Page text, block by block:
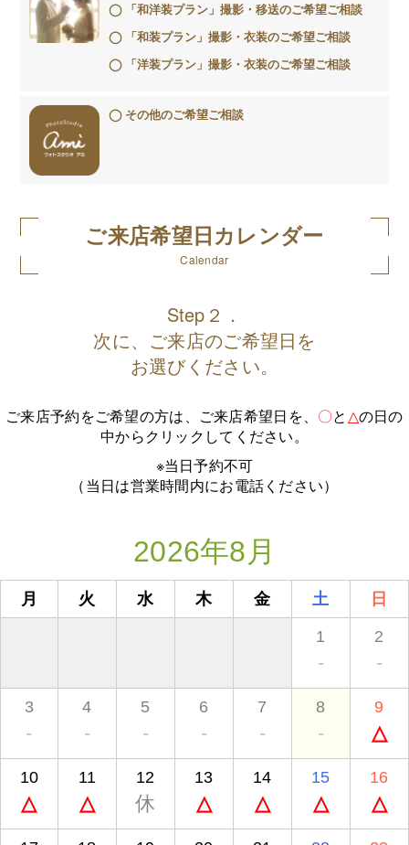
「和洋装プラン」撮影・移送のご希望ご相談
「和装プラン」撮影・衣装のご希望ご相談
「洋装プラン」撮影・衣装のご希望ご相談
その他のご希望ご相談
ご来店希望日カレンダー
Calendar
Step２．
次に、ご来店のご希望日を
お選びください。
ご来店予約をご希望の方は、ご来店希望日を、 〇と △の日の
中からクリックしてください。
※当日予約不可
（当日は営業時間内にお電話ください）
2026年8月
月 火 水 木 金 土 日
1
-
2
-
3
-
4
-
5
-
6
-
7
-
8
-
9
△
10
△
11
△
12
休
13
△
14
△
15
△
16
△